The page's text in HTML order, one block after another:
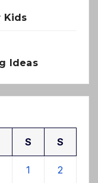
Kids
Ideas
S S
1 2